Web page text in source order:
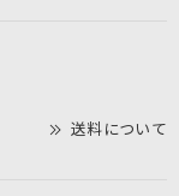
送料について